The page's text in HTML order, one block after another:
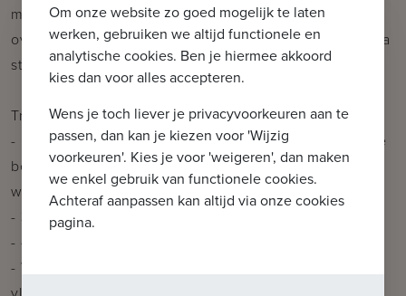
maximaal comfort. Tenslotte beschikt deze woning
over een regenwaterput van 10.000 liter en een extra
staanplaats vóór de woning.
Troeven:
- Centrale ligging in een kindvriendelijke buurt (vlotte
bereikbaarheid) vlakbij centrum Brugge en diverse
winkels
- 348m² grondoppervlakte met zongerichte tuin
- 4 tot 5 volwaardige slaapkamers
- Warmtepompsysteem (lucht/water) met
Om onze website zo goed mogelijk te laten
werken, gebruiken we altijd functionele en
analytische cookies. Ben je hiermee akkoord
kies dan voor alles accepteren.
Wens je toch liever je privacyvoorkeuren aan te
passen, dan kan je kiezen voor 'Wijzig
voorkeuren'. Kies je voor 'weigeren', dan maken
we enkel gebruik van functionele cookies.
Achteraf aanpassen kan altijd via onze cookies
pagina.